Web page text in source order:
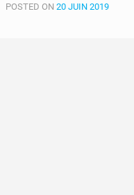
POSTED ON 20 JUIN 2019